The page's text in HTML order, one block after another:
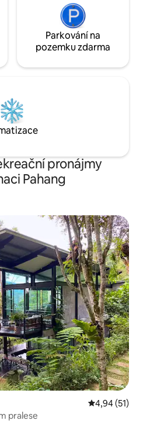
km (16
Premium
Resorts
minut jízdy)
(30 minut
km (40
Parkování na
pozemku zdarma
pronájmy
Pahang
Průměrné
4,94 (51)
pralese